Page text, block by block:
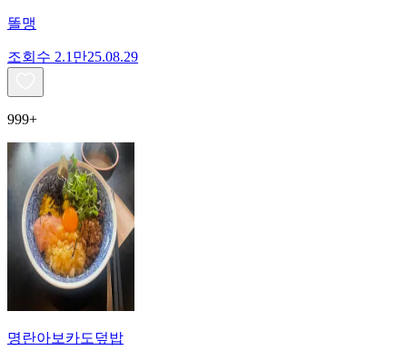
똘맹
조회수 2.1만25.08.29
999+
명란아보카도덮밥